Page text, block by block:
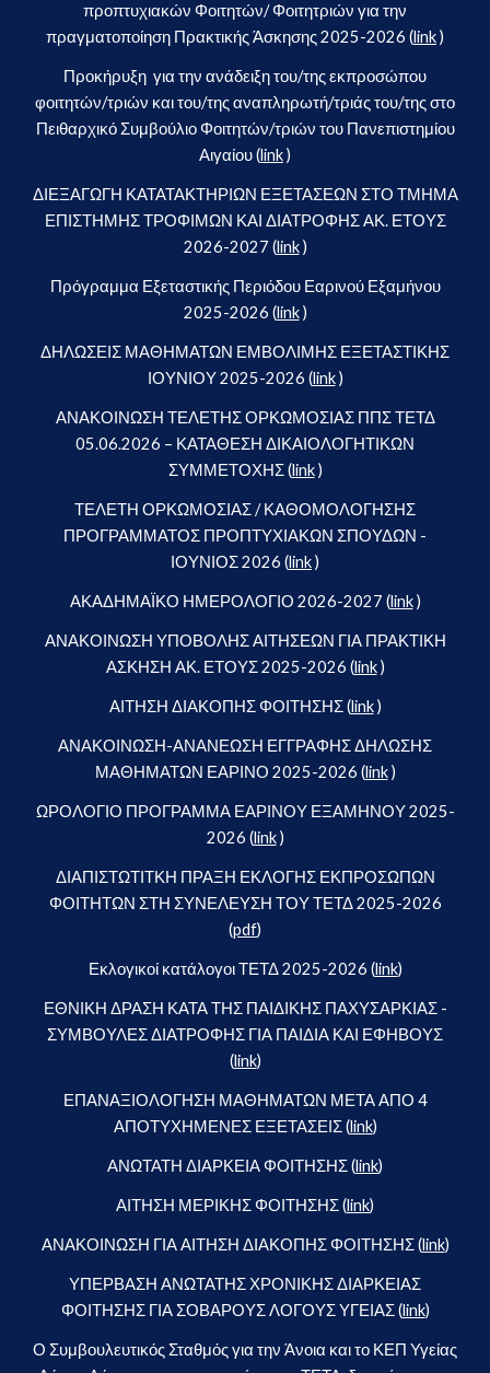
προπτυχιακών Φοιτητών/ Φοιτητριών για την
πραγματοποίηση Πρακτικής Άσκησης 2025-2026 (link)
Προκήρυξη για την ανάδειξη του/της εκπροσώπου
φοιτητών/τριών και του/της αναπληρωτή/τριάς του/της στο
Πειθαρχικό Συμβούλιο Φοιτητών/τριών του Πανεπιστημίου
Αιγαίου (link)
ΔΙΕΞΑΓΩΓΗ ΚΑΤΑΤΑΚΤΗΡΙΩΝ ΕΞΕΤΑΣΕΩΝ ΣΤΟ ΤΜΗΜΑ
ΕΠΙΣΤΗΜΗΣ ΤΡΟΦΙΜΩΝ ΚΑΙ ΔΙΑΤΡΟΦΗΣ ΑΚ. ΕΤΟΥΣ
2026-2027 (link )
Πρόγραμμα Εξεταστικής Περιόδου Εαρινού Εξαμήνου
2025-2026 (link )
ΔΗΛΩΣΕΙΣ ΜΑΘΗΜΑΤΩΝ ΕΜΒΟΛΙΜΗΣ ΕΞΕΤΑΣΤΙΚΗΣ
ΙΟΥΝΙΟΥ 2025-2026 (link )
ΑΝΑΚΟΙΝΩΣΗ ΤΕΛΕΤΗΣ ΟΡΚΩΜΟΣΙΑΣ ΠΠΣ ΤΕΤΔ
05.06.2026 – ΚΑΤΑΘΕΣΗ ΔΙΚΑΙΟΛΟΓΗΤΙΚΩΝ
ΣΥΜΜΕΤΟΧΗΣ (link )
ΤΕΛΕΤΗ ΟΡΚΩΜΟΣΙΑΣ / ΚΑΘΟΜΟΛΟΓΗΣΗΣ
ΠΡΟΓΡΑΜΜΑΤΟΣ ΠΡΟΠΤΥΧΙΑΚΩΝ ΣΠΟΥΔΩΝ -
ΙΟΥΝΙΟΣ 2026 (link)
ΑΚΑΔΗΜΑΪΚΟ ΗΜΕΡΟΛΟΓΙΟ 2026-2027 (link )
ΑΝΑΚΟΙΝΩΣΗ ΥΠΟΒΟΛΗΣ ΑΙΤΗΣΕΩΝ ΓΙΑ ΠΡΑΚΤΙΚΗ
ΑΣΚΗΣΗ ΑΚ. ΕΤΟΥΣ 2025-2026 (link )
ΑΙΤΗΣΗ ΔΙΑΚΟΠΗΣ ΦΟΙΤΗΣΗΣ (link )
ΑΝΑΚΟΙΝΩΣΗ-ΑΝΑΝΕΩΣΗ ΕΓΓΡΑΦΗΣ ΔΗΛΩΣΗΣ
ΜΑΘΗΜΑΤΩΝ ΕΑΡΙΝΟ 2025-2026 (link )
ΩΡΟΛΟΓΙΟ ΠΡΟΓΡΑΜΜΑ ΕΑΡΙΝΟΥ ΕΞΑΜΗΝΟΥ 2025-
2026 (link )
ΔΙΑΠΙΣΤΩΤΙΤΚΗ ΠΡΑΞΗ ΕΚΛΟΓΗΣ ΕΚΠΡΟΣΩΠΩΝ
ΦΟΙΤΗΤΩΝ ΣΤΗ ΣΥΝΕΛΕΥΣΗ ΤΟΥ ΤΕΤΔ 2025-2026
(pdf)
Εκλογικοί κατάλογοι ΤΕΤΔ 2025-2026 (link)
ΕΘΝΙΚΗ ΔΡΑΣΗ ΚΑΤΑ ΤΗΣ ΠΑΙΔΙΚΗΣ ΠΑΧΥΣΑΡΚΙΑΣ -
ΣΥΜΒΟΥΛΕΣ ΔΙΑΤΡΟΦΗΣ ΓΙΑ ΠΑΙΔΙΑ ΚΑΙ ΕΦΗΒΟΥΣ
(link)
ΕΠΑΝΑΞΙΟΛΟΓΗΣΗ ΜΑΘΗΜΑΤΩΝ ΜΕΤΑ ΑΠΟ 4
ΑΠΟΤΥΧΗΜΕΝΕΣ ΕΞΕΤΑΣΕΙΣ (link)
ΑΝΩΤΑΤΗ ΔΙΑΡΚΕΙΑ ΦΟΙΤΗΣΗΣ (link)
ΑΙΤΗΣΗ ΜΕΡΙΚΗΣ ΦΟΙΤΗΣΗΣ (link)
ΑΝΑΚΟΙΝΩΣΗ ΓΙΑ ΑΙΤΗΣΗ ΔΙΑΚΟΠΗΣ ΦΟΙΤΗΣΗΣ (link)
ΥΠΕΡΒΑΣΗ ΑΝΩΤΑΤΗΣ ΧΡΟΝΙΚΗΣ ΔΙΑΡΚΕΙΑΣ
ΦΟΙΤΗΣΗΣ ΓΙΑ ΣΟΒΑΡΟΥΣ ΛΟΓΟΥΣ ΥΓΕΙΑΣ (link)
Ο Συμβουλευτικός Σταθμός για την Άνοια και το ΚΕΠ Υγείας